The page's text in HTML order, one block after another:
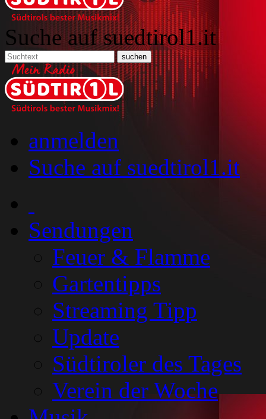
Suche auf suedtirol1.it
anmelden
Suche auf suedtirol1.it
Sendungen
Feuer & Flamme
Gartentipps
Streaming Tipp
Update
Südtiroler des Tages
Verein der Woche